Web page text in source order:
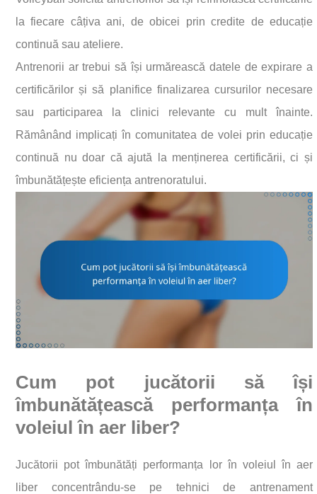
la fiecare câțiva ani, de obicei prin credite de educație
continuă sau ateliere.
Antrenorii ar trebui să își urmărească datele de expirare a
certificărilor și să planifice finalizarea cursurilor necesare
sau participarea la clinici relevante cu mult înainte.
Rămânând implicați în comunitatea de volei prin educație
continuă nu doar că ajută la menținerea certificării, ci și
îmbunătățește eficiența antrenoratului.
Cum pot jucătorii să își
îmbunătățească performanța în
voleiul în aer liber?
Jucătorii pot îmbunătăți performanța lor în voleiul în aer
liber concentrându-se pe tehnici de antrenament